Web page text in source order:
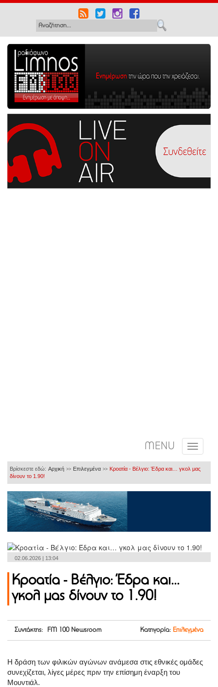
MENU
Βρίσκεστε εδώ: Αρχική >> Επιλεγμένα >> Κροατία - Βέλγιο: Έδρα και… γκολ μας
δίνουν το 1.90!
02.06.2026 | 13:04
Κροατία - Βέλγιο: Έδρα και…
γκολ μας δίνουν το 1.90!
Συντάκτης: FM 100 Newsroom Κατηγορία: Επιλεγμένα
Η δράση των φιλικών αγώνων ανάμεσα στις εθνικές ομάδες
συνεχίζεται, λίγες μέρες πριν την επίσημη έναρξη του
Μουντιάλ.